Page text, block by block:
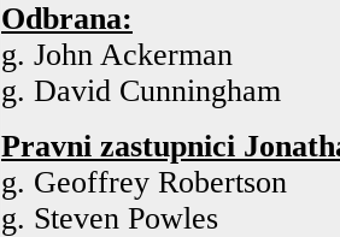
Odbrana:
g. John Ackerman
g. David Cunningham
Pravni zastupnici
g. Geoffrey Robertson
g. Steven Powles